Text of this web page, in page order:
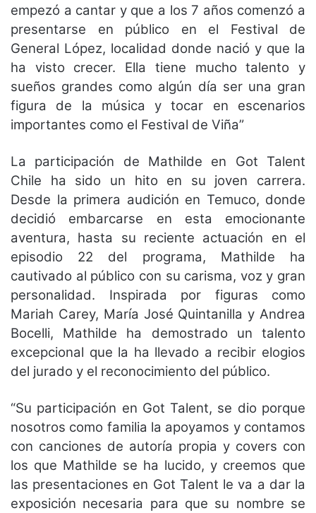
empezó a cantar y que a los 7 años comenzó a
presentarse en público en el Festival de
General López, localidad donde nació y que la
ha visto crecer. Ella tiene mucho talento y
sueños grandes como algún día ser una gran
figura de la música y tocar en escenarios
importantes como el Festival de Viña”
La participación de Mathilde en Got Talent
Chile ha sido un hito en su joven carrera.
Desde la primera audición en Temuco, donde
decidió embarcarse en esta emocionante
aventura, hasta su reciente actuación en el
episodio 22 del programa, Mathilde ha
cautivado al público con su carisma, voz y gran
personalidad. Inspirada por figuras como
Mariah Carey, María José Quintanilla y Andrea
Bocelli, Mathilde ha demostrado un talento
excepcional que la ha llevado a recibir elogios
del jurado y el reconocimiento del público.
“Su participación en Got Talent, se dio porque
nosotros como familia la apoyamos y contamos
con canciones de autoría propia y covers con
los que Mathilde se ha lucido, y creemos que
las presentaciones en Got Talent le va a dar la
exposición necesaria para que su nombre se